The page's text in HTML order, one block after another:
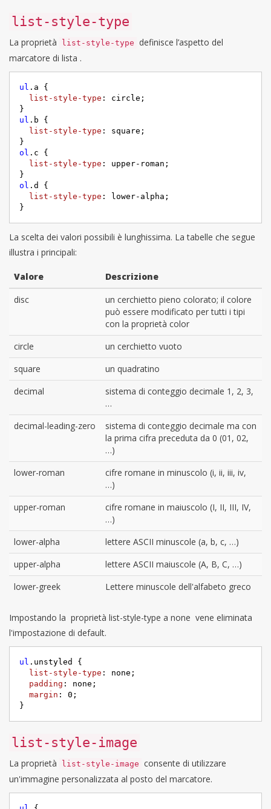
list-style-type
La proprietà list-style-type
definisce l’aspetto del
marcatore di lista .
ul .a {
list-style-type : circle;
ul .b {
list-style-type : square;
ol .c {
list-style-type : upper-roman;
ol .d
{
list-style-type : lower-alpha;
}
La scelta dei valori possibili è lunghissima. La tabelle che segue
illustra i principali:
Valore
Descrizione
disc
un cerchietto pieno colorato; il colore
può essere modificato per tutti i tipi
con la proprietà color
circle
un cerchietto vuoto
square
un quadratino
decimal
sistema di conteggio decimale 1, 2, 3,
…
decimal-leading-zero
sistema di conteggio decimale ma con
la prima cifra preceduta da 0 (01, 02,
…)
lower-roman
cifre romane in minuscolo (i, ii, iii, iv,
…)
upper-roman
cifre romane in maiuscolo (I, II, III, IV,
…)
lower-alpha
lettere ASCII minuscole (a, b, c, …)
upper-alpha
lettere ASCII maiuscole (A, B, C, …)
lower-greek
Lettere minuscole dell'alfabeto greco
Impostando la proprietà list-style-type a none vene eliminata
l'impostazione di default.
ul .unstyled
{
list-style-type : none;
padding : none;
margin : 0 ;
}
list-style-image
La proprietà list-style-image consente di utilizzare
un'immagine personalizzata al posto del marcatore.